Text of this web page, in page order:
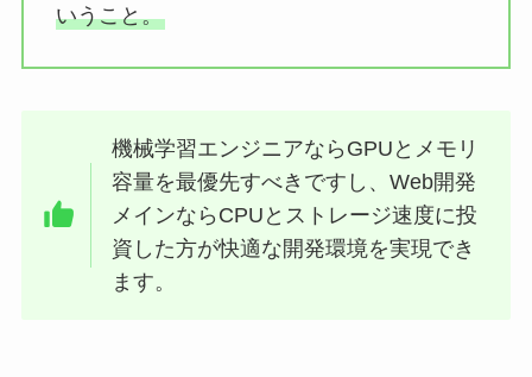
いうこと。
機械学習エンジニアならGPUとメモリ
容量を最優先すべきですし、Web開発
メインならCPUとストレージ速度に投
資した方が快適な開発環境を実現でき
ます。